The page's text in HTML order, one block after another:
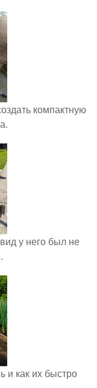
компактную
у него был не
и как их быстро